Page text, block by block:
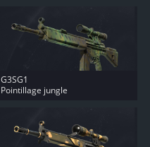
G3SG1
Pointillage jungle